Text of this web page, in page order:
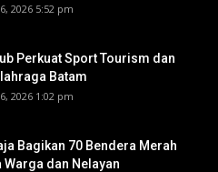
2026 5:52 pm
Perkuat Sport Tourism dan
Batam
2026 1:02 pm
Bagikan 70 Bendera Merah
Warga dan Nelayan